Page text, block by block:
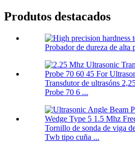
Produtos destacados
Probador de dureza de
Transdutor de ultrasóns
Probe 70 6 ...
Tornillo de sonda de viga
Twb tipo cuña ...